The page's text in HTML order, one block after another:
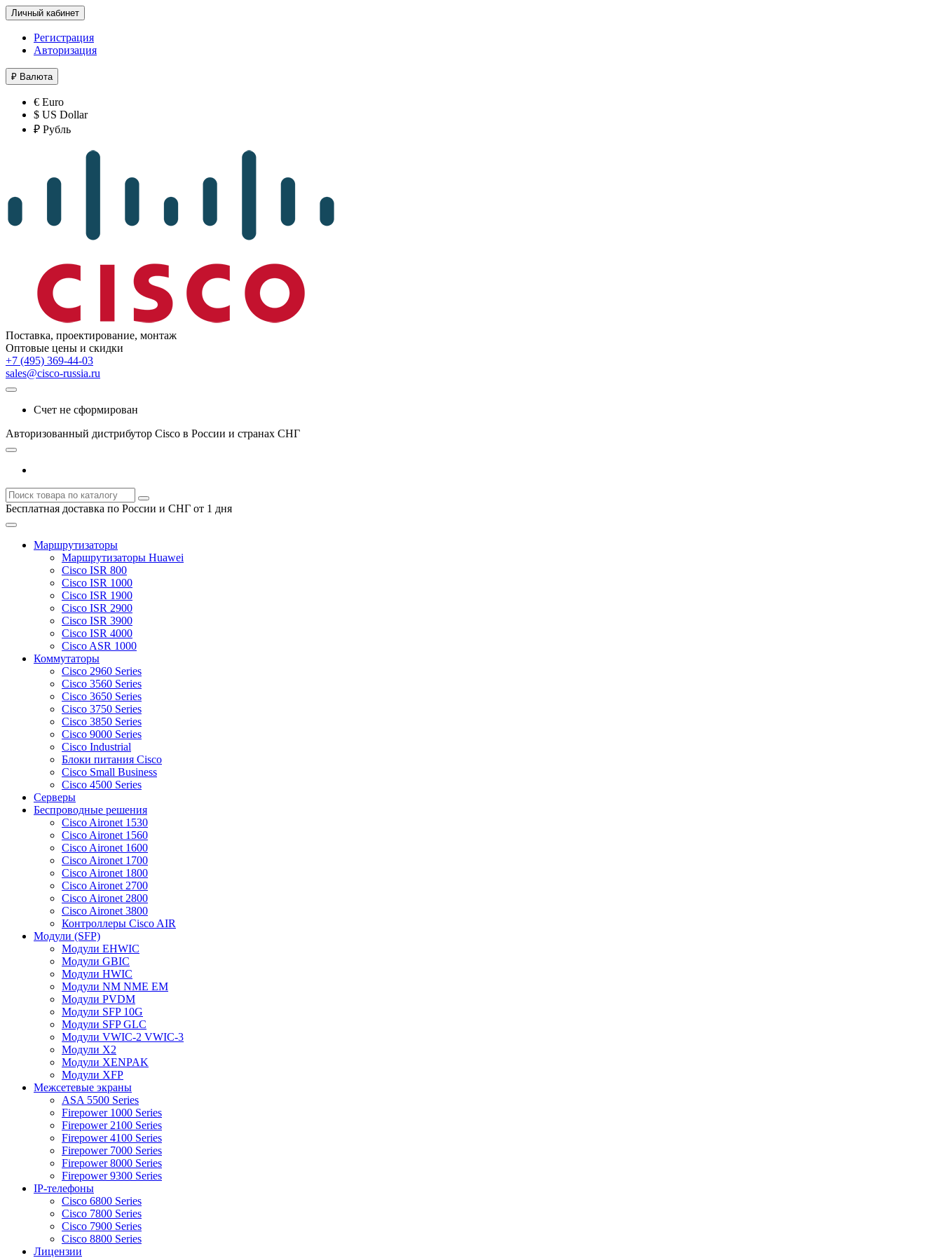
Личный кабинет
Регистрация
Авторизация
₽ Валюта
€ Euro
$ US Dollar
₽ Рубль
Поставка, проектирование, монтаж
Оптовые цены и скидки
+7 (495) 369-44-03
sales@cisco-russia.ru
Счет не сформирован
Авторизованный дистрибутор Cisco в России и странах СНГ
Бесплатная доставка по России и СНГ от 1 дня
Маршрутизаторы
Маршрутизаторы Huawei
Cisco ISR 800
Cisco ISR 1000
Cisco ISR 1900
Cisco ISR 2900
Cisco ISR 3900
Cisco ISR 4000
Cisco ASR 1000
Коммутаторы
Cisco 2960 Series
Cisco 3560 Series
Cisco 3650 Series
Cisco 3750 Series
Cisco 3850 Series
Cisco 9000 Series
Cisco Industrial
Блоки питания Cisco
Cisco Small Business
Cisco 4500 Series
Серверы
Беспроводные решения
Cisco Aironet 1530
Cisco Aironet 1560
Cisco Aironet 1600
Cisco Aironet 1700
Cisco Aironet 1800
Cisco Aironet 2700
Cisco Aironet 2800
Cisco Aironet 3800
Контроллеры Cisco AIR
Модули (SFP)
Модули EHWIC
Модули GBIC
Модули HWIC
Модули NM NME EM
Модули PVDM
Модули SFP 10G
Модули SFP GLC
Модули VWIC-2 VWIC-3
Модули X2
Модули XENPAK
Модули XFP
Межсетевые экраны
ASA 5500 Series
Firepower 1000 Series
Firepower 2100 Series
Firepower 4100 Series
Firepower 7000 Series
Firepower 8000 Series
Firepower 9300 Series
IP-телефоны
Cisco 6800 Series
Cisco 7800 Series
Cisco 7900 Series
Cisco 8800 Series
Лицензии